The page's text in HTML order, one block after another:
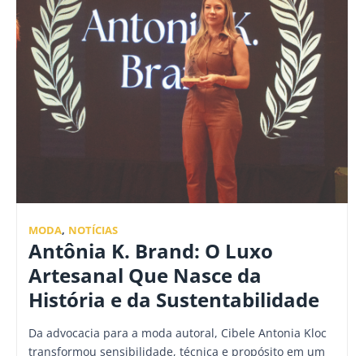
MODA, NOTÍCIAS
Antônia K. Brand: O Luxo
Artesanal Que Nasce da
História e da Sustentabilidade
Da advocacia para a moda autoral, Cibele Antonia Kloc
transformou sensibilidade, técnica e propósito em um